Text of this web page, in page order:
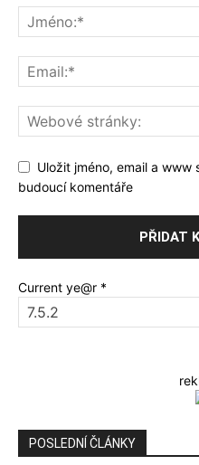
Uložit jméno, email a
budoucí komentáře
Current ye@r *
POSLEDNÍ ČLÁNKY